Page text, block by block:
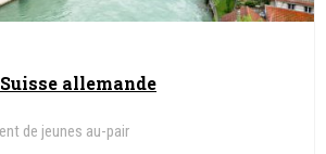
allemande
de jeunes au-pair